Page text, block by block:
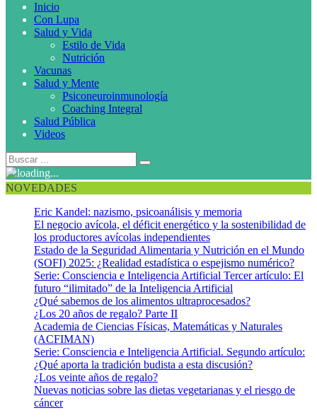
Inicio
Con Lupa
Salud y Vida
Estilo de Vida
Nutrición
Vacunas
Salud y Mente
Psiconeuroinmunología
Coaching Integral
Salud Pública
Videos
NOVEDADES
Eric Kandel: nazismo, psicoanálisis y memoria
El negocio avícola, el déficit energético y la sostenibilidad de
los productores avícolas independientes
Estado de la Seguridad Alimentaria y Nutrición en el Mundo
(SOFI) 2025: ¿Realidad estadística o espejismo numérico?
Serie: Consciencia e Inteligencia Artificial Tercer artículo: El
futuro “ilimitado” de la Inteligencia Artificial
¿Qué sabemos de los alimentos ultraprocesados?
¿Los 20 años de regalo? Parte II
Academia de Ciencias Físicas, Matemáticas y Naturales
(ACFIMAN)
Serie: Consciencia e Inteligencia Artificial. Segundo artículo:
¿Qué aporta la tradición budista a esta discusión?
¿Los veinte años de regalo?
Nuevas noticias sobre las dietas vegetarianas y el riesgo de
cáncer